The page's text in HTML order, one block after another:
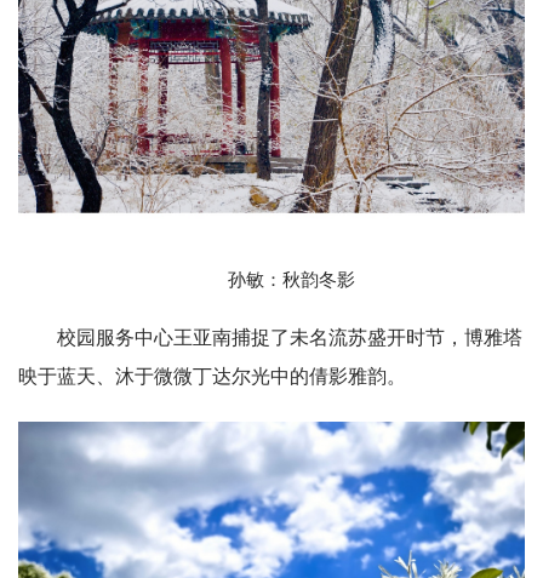
孙敏：秋韵冬影
校园服务中心王亚南捕捉了未名流苏盛开时节，博雅塔
映于蓝天、沐于微微丁达尔光中的倩影雅韵。